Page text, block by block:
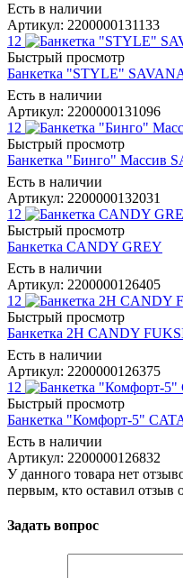
Есть в наличии
Артикул: 2200000131133
12
Быстрый просмотр
Банкетка "STYLE"
Есть в наличии
Артикул: 2200000131096
12
Быстрый просмотр
Банкетка "Бинго" Массив
Есть в наличии
Артикул: 2200000132031
12
Быстрый просмотр
Банкетка CANDY GREY
Есть в наличии
Артикул: 2200000126405
12
Быстрый просмотр
Банкетка 2Н CANDY
Есть в наличии
Артикул: 2200000126375
12
Быстрый просмотр
Банкетка "Комфорт-5"
Есть в наличии
Артикул: 2200000126832
У данного товара нет
первым, кто оставил отзыв
Задать вопрос